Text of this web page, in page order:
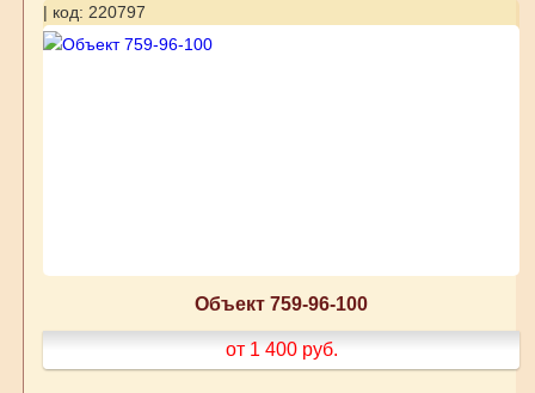
| код: 220797
Объект 759-96-100
от 1 400 руб.